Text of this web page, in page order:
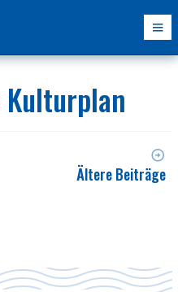
Kulturplan
Ältere Beiträge